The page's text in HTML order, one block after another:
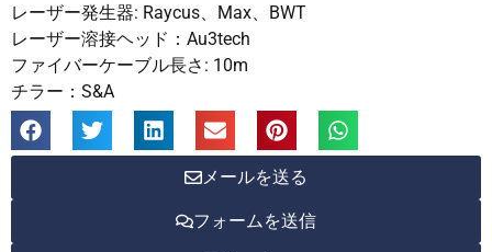
レーザー発生器: Raycus、Max、BWT
レーザー溶接ヘッド：Au3tech
ファイバーケーブル長さ: 10m
チラー：S&A
メールを送る
フォームを送信